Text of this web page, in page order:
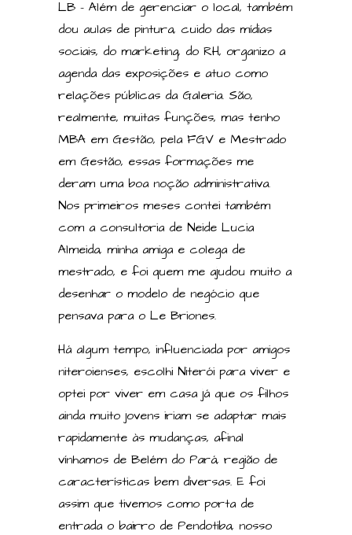
LB – Além de gerenciar o local, também
dou aulas de pintura, cuido das mídias
sociais, do marketing, do RH, organizo a
agenda das exposições e atuo como
relações públicas da Galeria. São,
realmente, muitas funções, mas tenho
MBA em Gestão, pela FGV e Mestrado
em Gestão, essas formações me
deram uma boa noção administrativa.
Nos primeiros meses contei também
com a consultoria de Neide Lucia
Almeida, minha amiga e colega de
mestrado, e foi quem me ajudou muito a
desenhar o modelo de negócio que
pensava para o Le Briones.
Há algum tempo, influenciada por amigos
niteroienses, escolhi Niterói para viver e
optei por viver em casa já que os filhos
ainda muito jovens iriam se adaptar mais
rapidamente às mudanças, afinal
vínhamos de Belém do Pará, região de
características bem diversas. E foi
assim que tivemos como porta de
entrada o bairro de Pendotiba, nosso